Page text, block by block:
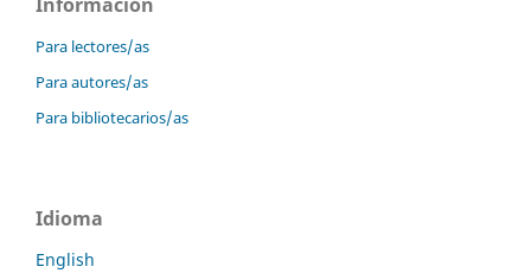
Información
Para lectores/as
Para autores/as
Para bibliotecarios/as
Idioma
English